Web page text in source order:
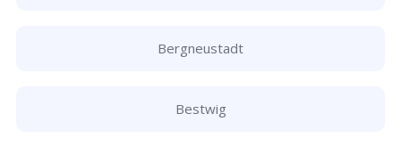
Bergneustadt
Bestwig